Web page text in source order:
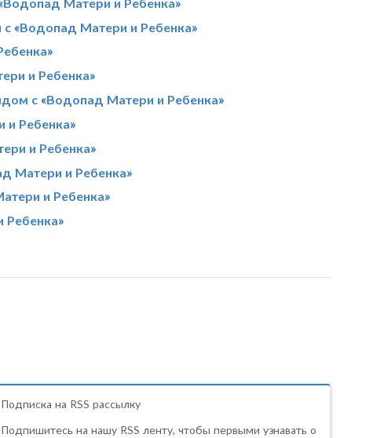
«Водопад Матери и Ребенка»
и Ребенка»
с «Водопад Матери и Ребенка»
и Ребенка»
и Ребенка»
Матери и Ребенка»
и Ребенка»
Ребенка»
Подписка на RSS рассылку
Подпишитесь на нашу RSS ленту, чтобы первыми узнавать о